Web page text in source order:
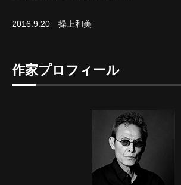
2016.9.20 操上和美
作家プロフィール